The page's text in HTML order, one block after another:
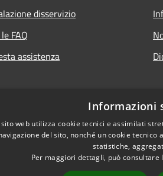
disservizio
FAQ
assistenza
Informazioni
sito web utilizza cookie tecnici e assimilati
del sito, nonché un cookie
statistiche,
Per maggiori dettagli, può consultare